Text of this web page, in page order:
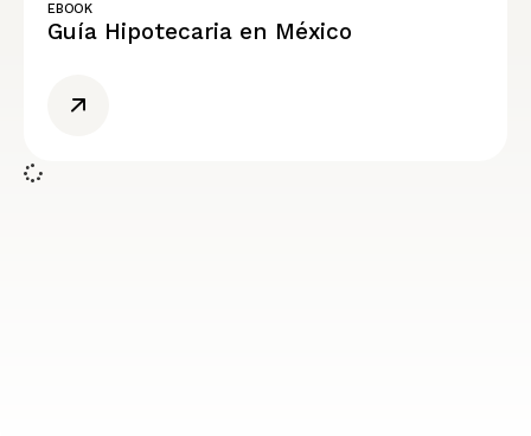
EBOOK
Guía Hipotecaria en México